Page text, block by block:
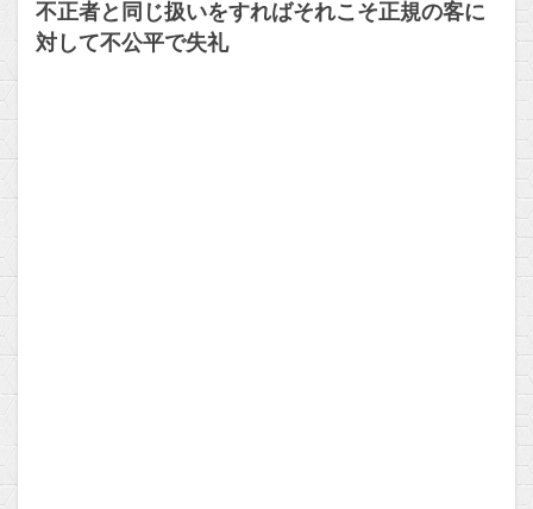
不正者と同じ扱いをすればそれこそ正規の客に
対して不公平で失礼